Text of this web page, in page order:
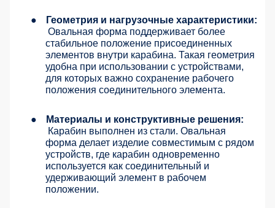
●
Геометрия и нагрузочные характеристики:
Овальная форма поддерживает более
стабильное положение присоединенных
элементов внутри карабина. Такая геометрия
удобна при использовании с устройствами,
для которых важно сохранение рабочего
положения соединительного элемента.
●
Материалы и конструктивные решения:
Карабин выполнен из стали. Овальная
форма делает изделие совместимым с рядом
устройств, где карабин одновременно
используется как соединительный и
удерживающий элемент в рабочем
положении.